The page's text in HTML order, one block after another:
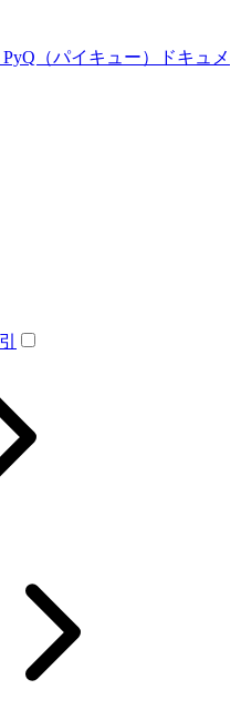
（パイキュー）ドキュメ